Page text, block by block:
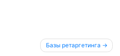
Базы ретаргетинга